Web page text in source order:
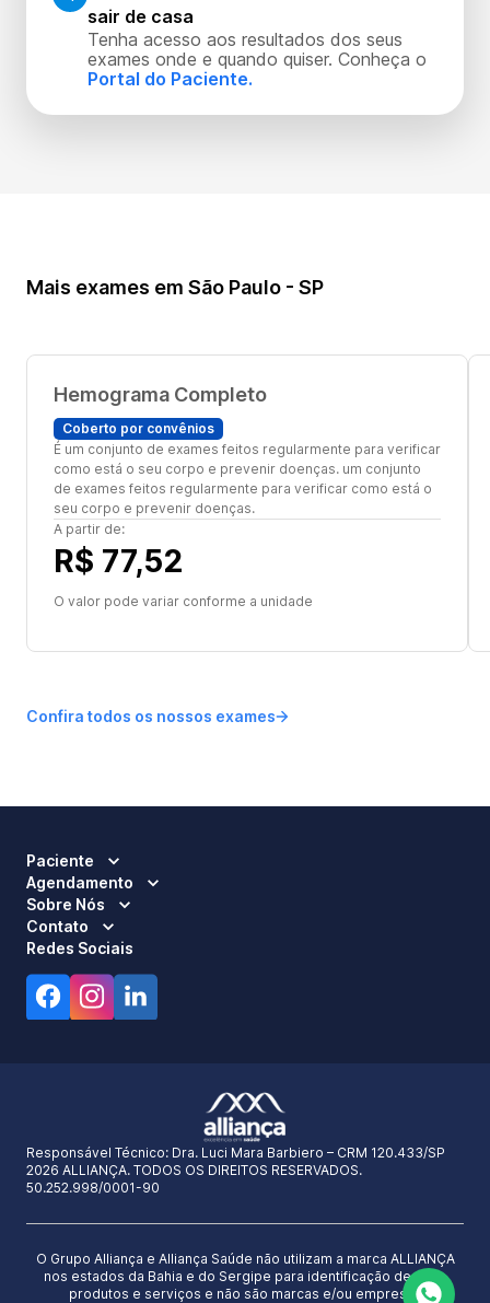
sair de casa
Tenha acesso aos resultados dos seus
exames onde e quando quiser. Conheça o
Portal do Paciente.
Mais exames em São Paulo - SP
Hemograma Completo
Coberto por convênios
É um conjunto de exames feitos regularmente para verificar
como está o seu corpo e prevenir doenças. um conjunto
de exames feitos regularmente para verificar como está o
seu corpo e prevenir doenças.
A partir de:
R$ 77,52
O valor pode variar conforme a unidade
Confira todos os nossos exames
Paciente
Agendamento
Sobre Nós
Contato
Redes Sociais
Responsável Técnico: Dra. Luci Mara Barbiero – CRM 120.433/SP
2026 ALLIANÇA. TODOS OS DIREITOS RESERVADOS.
50.252.998/0001-90
O Grupo Alliança e Alliança Saúde não utilizam a marca ALLIANÇA
nos estados da Bahia e do Sergipe para identificação de seus
produtos e serviços e não são marcas e/ou empresas